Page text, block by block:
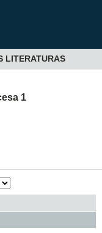
LITERATURAS
1